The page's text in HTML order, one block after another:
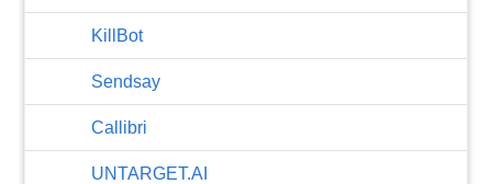
KillBot
Sendsay
Callibri
UNTARGET.AI